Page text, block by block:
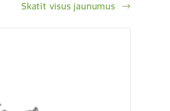
Skatīt visus jaunumus